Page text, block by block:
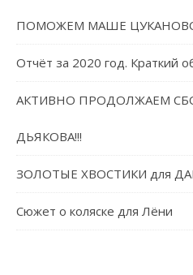
ПОМОЖЕМ МАШЕ
Отчёт за 2020 год. Краткий
АКТИВНО ПРОДОЛЖАЕМ
ДЬЯКОВА!!!
ЗОЛОТЫЕ ХВОСТИКИ для
Сюжет о коляске для Лёни